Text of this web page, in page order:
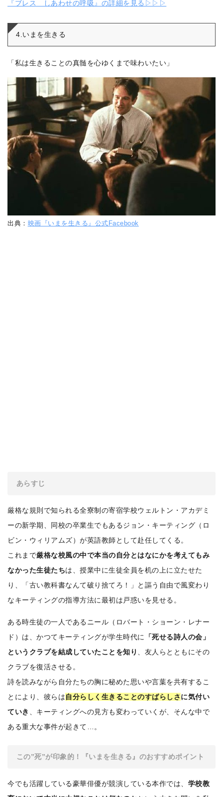
『ブレス しあわせの呼吸』の詳細を見る▷▷▷
4.いまを生きる
「私は生きることの真髄を心ゆくまで味わいたい」
出典： 映画『いまを生きる』公式Facebook
あらすじ
厳格な規則で知られる全寮制の寄宿学校ウェルトン・アカデミ
ーの新学期、同校の卒業生でもあるジョン・キーティング（ロ
ビン・ウィリアムズ）が英語教師として赴任してくる。
これまで厳格な校風の中で本当の自分とはなにかを考えてもみ
なかった生徒たちは、授業中に生徒全員を机の上に立たせた
り、「古い教科書なんて破り捨てろ！」と謳う自由で風変わり
なキーティングの指導方法に最初は戸惑いを見せる。
ある時生徒の一人であるニール（ロバート・ショーン・レナー
ド）は、かつてキーティングが学生時代に
「死せる詩人の会」
というクラブを結成していたことを知り 、友人らとともにその
クラブを復活させる。
詩を読みながら自分たちの胸に秘めた思いや言葉を共有するこ
とにより、彼らは自分らしく生きることのすばらしさに気付い
ていき 、キーティングへの見方も変わっていくが、そんな中で
ある重大な事件が起きて…。
この”死”が印象的！『いまを生きる』のおすすめポイント
今でも活躍している豪華俳優が競演している本作では、 学校教